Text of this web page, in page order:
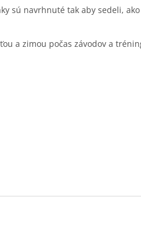
sú navrhnuté tak aby sedeli,
a zimou počas závodov a